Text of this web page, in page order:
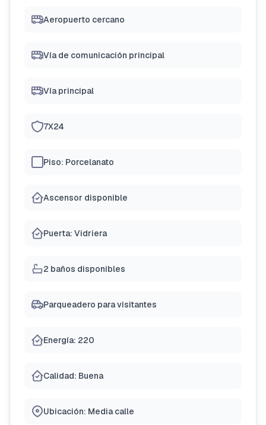
Aeropuerto cercano
Vía de comunicación principal
Vía principal
7X24
Piso: Porcelanato
Ascensor disponible
Puerta: Vidriera
2 baños disponibles
Parqueadero para visitantes
Energía: 220
Calidad: Buena
Ubicación: Media calle